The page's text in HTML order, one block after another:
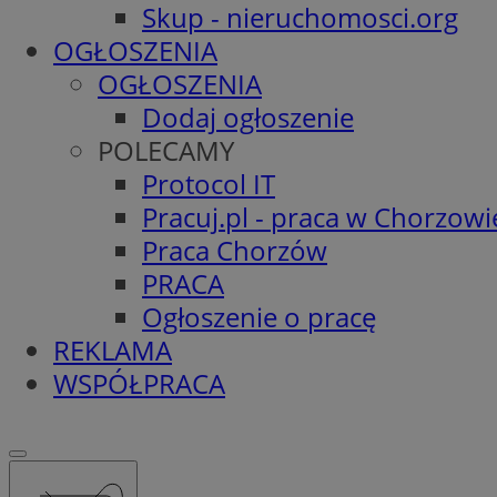
Skup - nieruchomosci.org
OGŁOSZENIA
OGŁOSZENIA
Dodaj ogłoszenie
POLECAMY
Protocol IT
Pracuj.pl - praca w
Praca Chorzów
PRACA
Ogłoszenie o pracę
REKLAMA
WSPÓŁPRACA